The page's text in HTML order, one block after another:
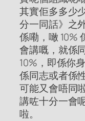
其實佢多多少
分一同話》之
係嘞，噉 10%
會講嘅，就係
10%，即係你
係同志或者係
可能又會唔同
講咗十分一會
啦。